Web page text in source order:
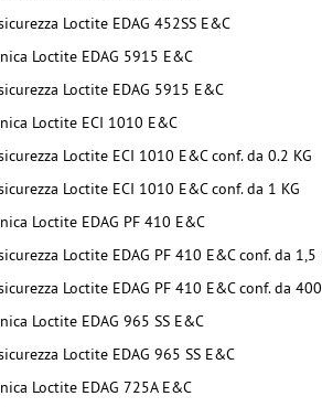
Loctite EDAG 452SS E&C
Loctite EDAG 5915 E&C
Loctite EDAG 5915 E&C
Loctite ECI 1010 E&C
Loctite ECI 1010 E&C conf. da 0.2 KG
Loctite ECI 1010 E&C conf. da 1 KG
Loctite EDAG PF 410 E&C
Loctite EDAG PF 410 E&C conf. da 1,5
Loctite EDAG PF 410 E&C conf. da 400
Loctite EDAG 965 SS E&C
Loctite EDAG 965 SS E&C
Loctite EDAG 725A E&C